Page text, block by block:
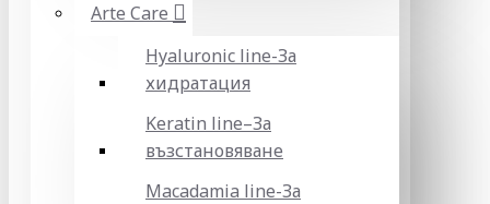
Arte Care
Hyaluronic line-За
хидратация
Keratin line–За
възстановяване
Macadamia line-За